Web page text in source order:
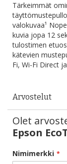
Tärkeimmät
valokuvaa¹
kuvia jopa 12
tulostimen
kätevien
Fi, Wi-Fi Direct
Arvostelut
Olet
Epson
Nimimerkki